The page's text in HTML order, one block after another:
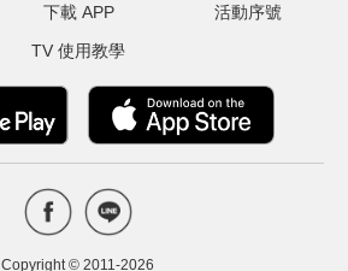
下載 APP
TV 使用教學
活動序號
Copyright © 2011-2026